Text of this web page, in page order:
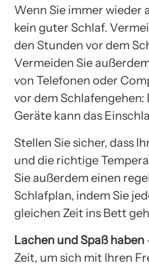
Wenn Sie immer wieder
kein guter Schlaf.
den Stunden vor dem
Vermeiden Sie
von Telefonen oder
vor dem Schlafengehen:
Geräte kann das
Stellen Sie sicher, dass
und die richtige
Sie außerdem einen
Schlafplan, indem Sie
gleichen Zeit ins Bett
Lachen und Spaß haben
Zeit, um sich mit Ihren